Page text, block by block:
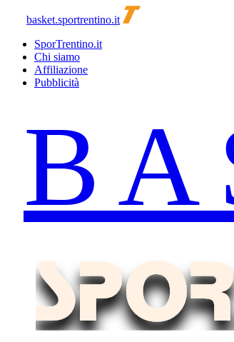
basket.sportrentino.it
SporTrentino.it
Chi siamo
Affiliazione
Pubblicità